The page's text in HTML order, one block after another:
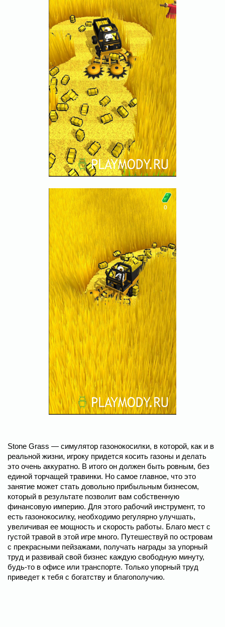
Stone Grass — симулятор газонокосилки, в которой, как и в
реальной жизни, игроку придется косить газоны и делать
это очень аккуратно. В итого он должен быть ровным, без
единой торчащей травинки. Но самое главное, что это
занятие может стать довольно прибыльным бизнесом,
который в результате позволит вам собственную
финансовую империю. Для этого рабочий инструмент, то
есть газонокосилку, необходимо регулярно улучшать,
увеличивая ее мощность и скорость работы. Благо мест с
густой травой в этой игре много. Путешествуй по островам
с прекрасными пейзажами, получать награды за упорный
труд и развивай свой бизнес каждую свободную минуту,
будь-то в офисе или транспорте. Только упорный труд
приведет к тебя с богатству и благополучию.